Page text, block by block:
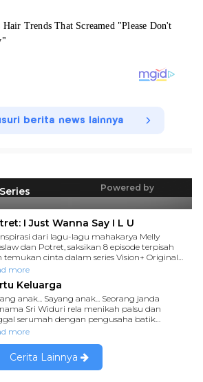
berita news lainnya